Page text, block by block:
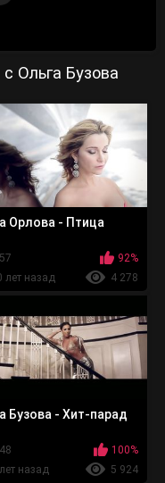
Ольга Бузова
Орлова - Птица
92%
лет назад
4 278
Бузова - Хит-парад
100%
назад
5 924